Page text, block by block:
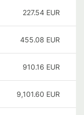
227.54 EUR
455.08 EUR
910.16 EUR
9,101.60 EUR